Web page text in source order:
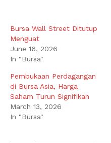
Bursa Wall Street Ditutup
Menguat
June 16, 2026
In "Bursa"
Pembukaan Perdagangan
di Bursa Asia, Harga
Saham Turun Signifikan
March 13, 2026
In "Bursa"